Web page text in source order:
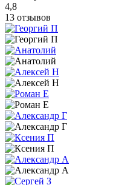
4,8
13 отзывов